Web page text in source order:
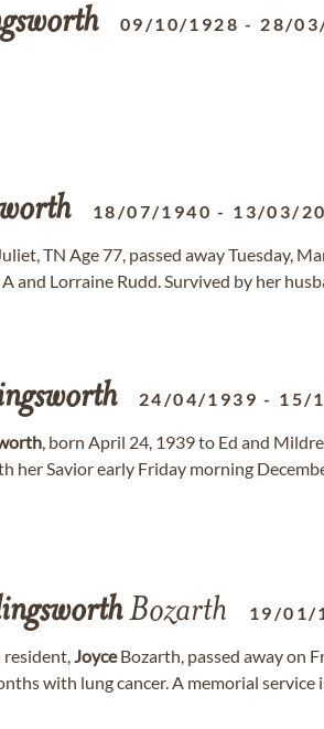
09/10/1928 - 28/
18/07/1940 - 13/03/
TN Age 77, passed away Tuesday,
and Lorraine Rudd. Survived by her
24/04/1939 - 15/
, born April 24, 1939 to Ed and
her Savior early Friday morning
Bozarth 19/01/
resident,JoyceBozarth, passed away on
with lung cancer. A memorial service